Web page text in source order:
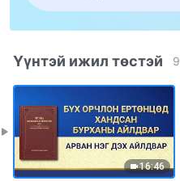
Үүнтэй ижил төстэй 9
16:46